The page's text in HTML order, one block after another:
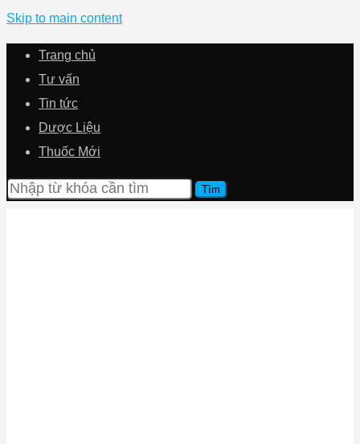
Skip to main content
Trang chủ
Tư vấn
Tin tức
Dược Liệu
Thuốc Mới